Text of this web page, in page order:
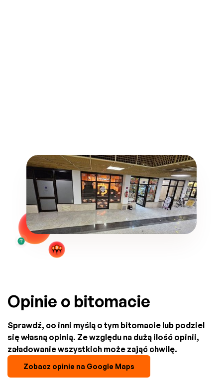
Opinie o bitomacie
Sprawdź, co inni myślą o tym bitomacie lub podziel
się własną opinią. Ze względu na dużą ilość opinii,
załadowanie wszystkich może zająć chwilę.
Zobacz opinie na Google Maps